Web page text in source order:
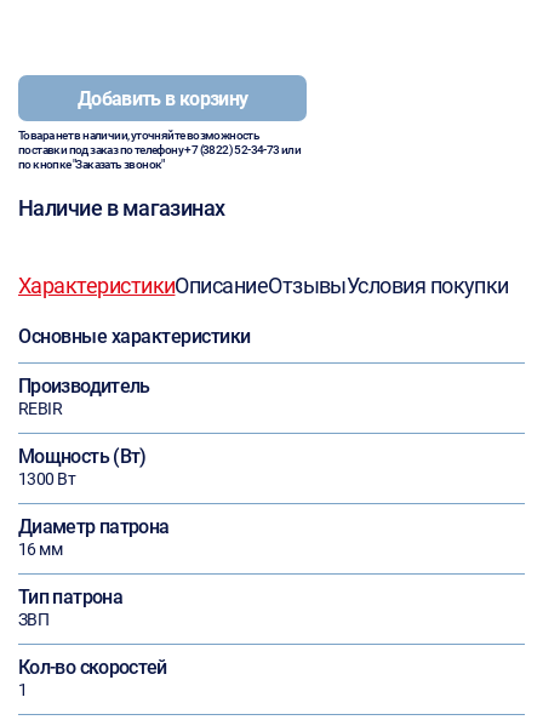
Добавить в корзину
Товара нет в наличии, уточняйте возможность
поставки под заказ по телефону+7 (3822) 52-34-73или
по кнопке "Заказать звонок"
Наличие в магазинах
ХарактеристикиОписаниеОтзывыУсловия покупки
Основные характеристики
Производитель
REBIR
Мощность (Вт)
1300 Вт
Диаметр патрона
16 мм
Тип патрона
ЗВП
Кол-во скоростей
1